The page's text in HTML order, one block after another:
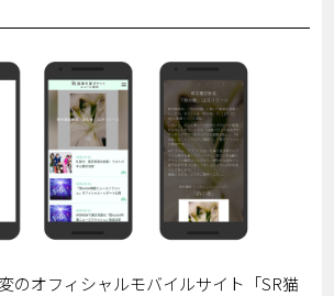
のオフィシャルモバイルサイト「SR猫